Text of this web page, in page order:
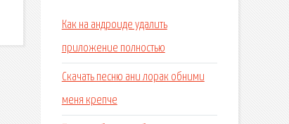
Как на андроиде удалить
приложение полностью
Скачать песню ани лорак обними
меня крепче